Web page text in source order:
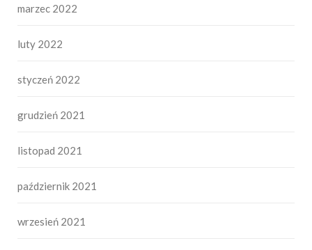
marzec 2022
luty 2022
styczeń 2022
grudzień 2021
listopad 2021
październik 2021
wrzesień 2021